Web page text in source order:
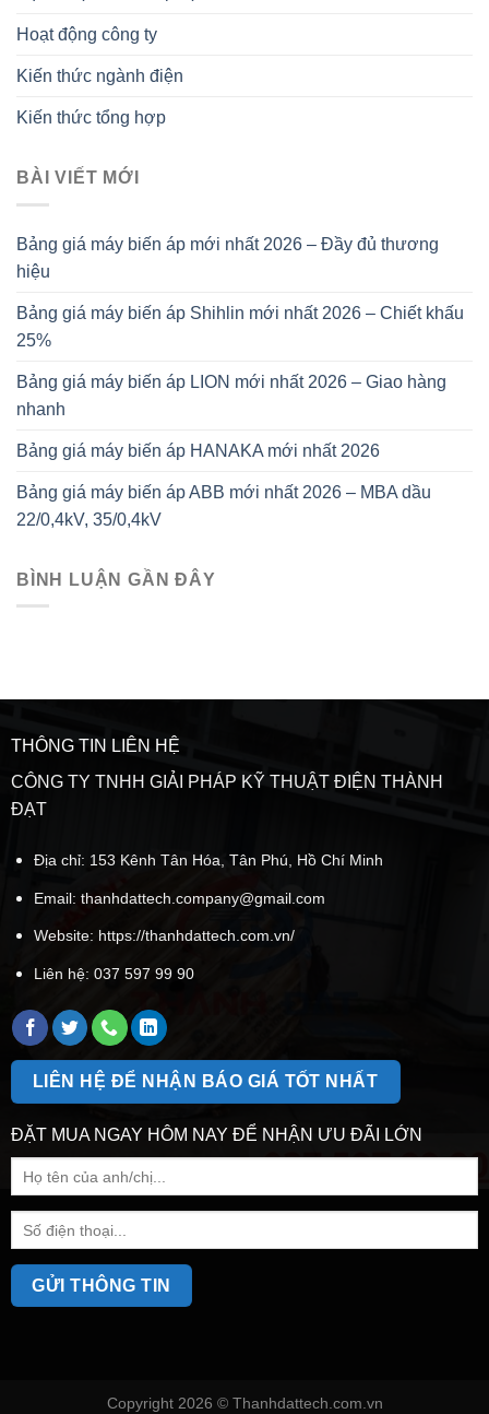
Hoạt động công ty
Kiến thức ngành điện
Kiến thức tổng hợp
BÀI VIẾT MỚI
Bảng giá máy biến áp mới nhất 2026 – Đầy đủ thương
hiệu
Bảng giá máy biến áp Shihlin mới nhất 2026 – Chiết khấu
25%
Bảng giá máy biến áp LION mới nhất 2026 – Giao hàng
nhanh
Bảng giá máy biến áp HANAKA mới nhất 2026
Bảng giá máy biến áp ABB mới nhất 2026 – MBA dầu
22/0,4kV, 35/0,4kV
BÌNH LUẬN GẦN ĐÂY
THÔNG TIN LIÊN HỆ
CÔNG TY TNHH GIẢI PHÁP KỸ THUẬT ĐIỆN THÀNH
ĐẠT
Địa chỉ: 153 Kênh Tân Hóa, Tân Phú, Hồ Chí Minh
Email: thanhdattech.company@gmail.com
Website: https://thanhdattech.com.vn/
Liên hệ: 037 597 99 90
LIÊN HỆ ĐỂ NHẬN BÁO GIÁ TỐT NHẤT
ĐẶT MUA NGAY HÔM NAY ĐỂ NHẬN ƯU ĐÃI LỚN
Copyright 2026 © Thanhdattech.com.vn